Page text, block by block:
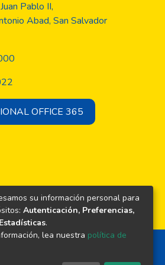
Pablo II,
Abad, San Salvador
OFFICE 365
su información personal para
Autenticación, Preferencias,
.
lea nuestra política de